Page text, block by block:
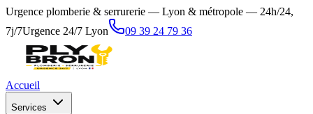
Urgence plomberie & serrurerie — Lyon & métropole — 24h/24,
7j/7Urgence 24/7 Lyon 09 39 24 79 36
Accueil
Services